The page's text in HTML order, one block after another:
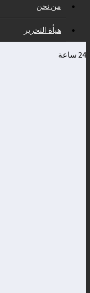
من نحن
هيأة التحرير
24 ساعة